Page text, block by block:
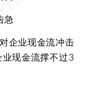
急
企业现金流冲击
业现金流撑不过3